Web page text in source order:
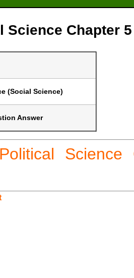
Science Chapter
(Social Science)
Answer